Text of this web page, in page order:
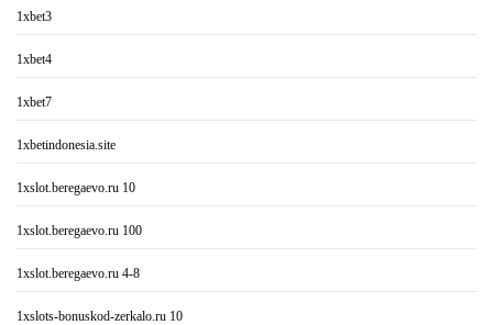
1xbet3
1xbet4
1xbet7
1xbetindonesia.site
1xslot.beregaevo.ru 10
1xslot.beregaevo.ru 100
1xslot.beregaevo.ru 4-8
1xslots-bonuskod-zerkalo.ru 10